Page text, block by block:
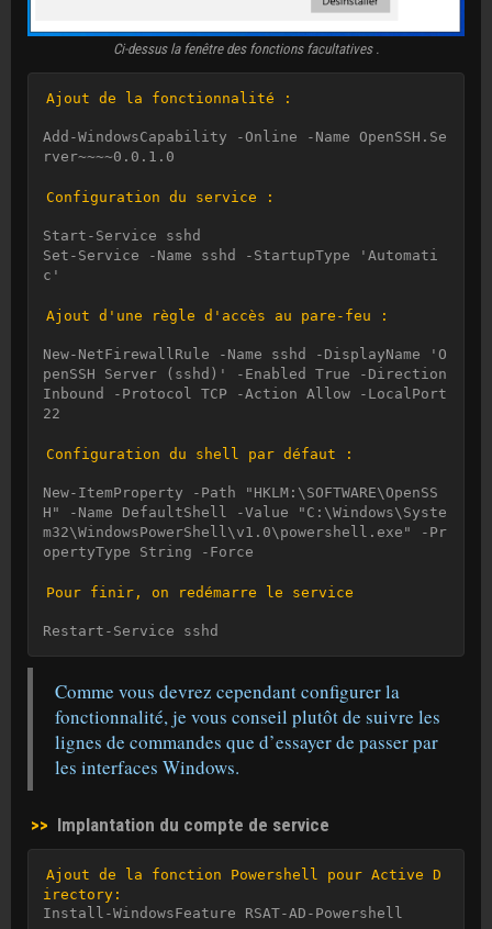
Ci-dessus la fenêtre des fonctions facultatives .
Ajout de la fonctionnalité :
Add-WindowsCapability -Online -Name OpenSSH.Se
rver~~~~0.0.1.0
Configuration du service :
Start-Service sshd
Set-Service -Name sshd -StartupType 'Automati
c'
Ajout d'une règle d'accès au pare-feu :
New-NetFirewallRule -Name sshd -DisplayName 'O
penSSH Server (sshd)' -Enabled True -Direction
Inbound -Protocol TCP -Action Allow -LocalPort
22
Configuration du shell par défaut :
New-ItemProperty -Path "HKLM:\SOFTWARE\OpenSS
H" -Name DefaultShell -Value "C:\Windows\Syste
m32\WindowsPowerShell\v1.0\powershell.exe" -Pr
opertyType String -Force
Pour finir, on redémarre le service
Restart-Service sshd
Comme vous devrez cependant configurer la
fonctionnalité, je vous conseil plutôt de suivre les
lignes de commandes que d’essayer de passer par
les interfaces Windows.
>> Implantation du compte de service
Ajout de la fonction Powershell pour Active D
irectory:
Install-WindowsFeature RSAT-AD-Powershell